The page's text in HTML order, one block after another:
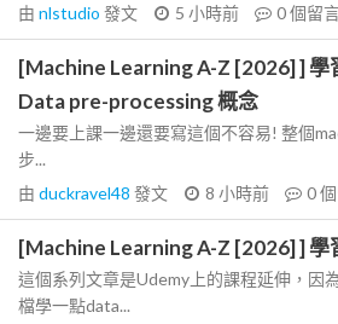
由 nlstudio 發文 5 小時前 0個留
[Machine Learning A-Z [2026] ] 學
Data pre-processing 概念
一邊要上課一邊還要寫這個不容易! 整個
步...
由 duckravel48 發文 8 小時前 0
[Machine Learning A-Z [2026] ] 學
這個系列文章是Udemy上的課程延伸，因
檔學一點data...